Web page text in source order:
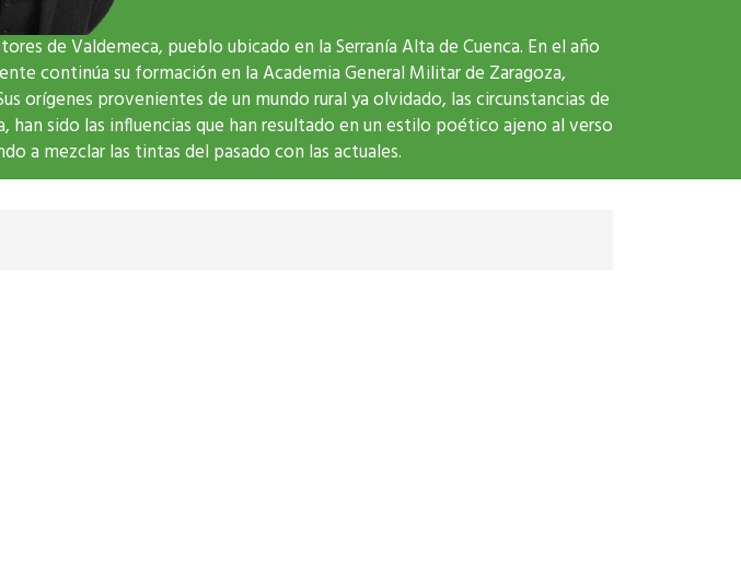
de Valdemeca, pueblo ubicado en la Serranía Alta de Cuenca. En el año
continúa su formación en la Academia General Militar de Zaragoza,
orígenes provenientes de un mundo rural ya olvidado, las circunstancias de
han sido las influencias que han resultado en un estilo poético ajeno al verso
a mezclar las tintas del pasado con las actuales.